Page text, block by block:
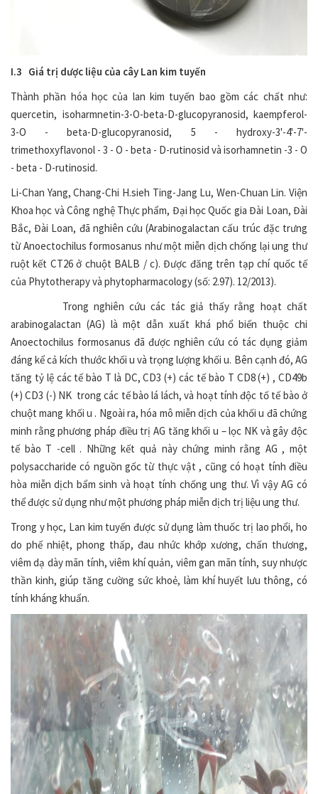
I.3 Giá trị dược liệu của cây Lan kim tuyến
Thành phần hóa học của lan kim tuyến bao gồm các chất như:
quercetin, isoharmnetin-3-O-beta-D-glucopyranosid, kaempferol-
3-O - beta-D-glucopyranosid, 5 - hydroxy-3'-4'-7'-
trimethoxyflavonol - 3 - O - beta - D-rutinosid và isorhamnetin -3 - O
- beta - D-rutinosid.
Li-Chan Yang, Chang-Chi H.sieh Ting-Jang Lu, Wen-Chuan Lin. Viện
Khoa học và Công nghệ Thực phẩm, Đại học Quốc gia Đài Loan, Đài
Bắc, Đài Loan, đã nghiên cứu (Arabinogalactan cấu trúc đặc trưng
từ Anoectochilus formosanus như một miễn dịch chống lại ung thư
ruột kết CT26 ở chuột BALB / c). Được đăng trên tạp chí quốc tế
của Phytotherapy và phytopharmacology (số: 2.97). 12/2013).
Trong nghiên cứu các tác giả thấy rằng hoạt chất
arabinogalactan (AG) là một dẫn xuất khá phổ biến thuộc chi
Anoectochilus formosanus đã được nghiên cứu có tác dụng giảm
đáng kể cả kích thước khối u và trọng lượng khối u. Bên cạnh đó, AG
tăng tỷ lệ các tế bào T là DC, CD3 (+) các tế bào T CD8 (+) , CD49b
(+) CD3 (-) NK trong các tế bào lá lách, và hoạt tính độc tố tế bào ở
chuột mang khối u . Ngoài ra, hóa mô miễn dịch của khối u đã chứng
minh rằng phương pháp điều trị AG tăng khối u – lọc NK và gây độc
tế bào T -cell . Những kết quả này chứng minh rằng AG , một
polysaccharide có nguồn gốc từ thực vật , cũng có hoạt tính điều
hòa miễn dịch bẩm sinh và hoạt tính chống ung thư. Vì vậy AG có
thể được sử dụng như một phương pháp miễn dịch trị liệu ung thư.
Trong y học, Lan kim tuyến được sử dụng làm thuốc trị lao phổi, ho
do phế nhiệt, phong thấp, đau nhức khớp xương, chấn thương,
viêm dạ dày mãn tính, viêm khí quản, viêm gan mãn tính, suy nhược
thần kinh, giúp tăng cường sức khoẻ, làm khí huyết lưu thông, có
tính kháng khuẩn.